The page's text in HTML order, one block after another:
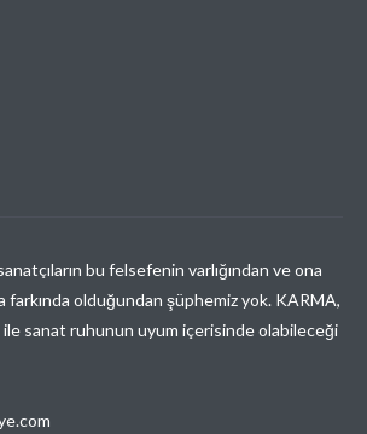
bu felsefenin varlığından ve ona
farkında olduğundan şüphemiz yok. KARMA,
sanat ruhunun uyum içerisinde olabileceği